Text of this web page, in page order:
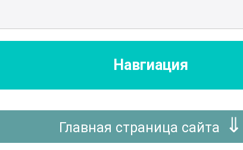
Навгиация
Главная страница сайта